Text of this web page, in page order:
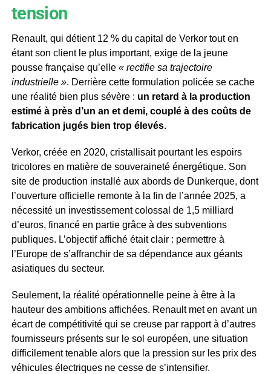
tension
Renault, qui détient 12 % du capital de Verkor tout en
étant son client le plus important, exige de la jeune
pousse française qu’elle « rectifie sa trajectoire
industrielle ». Derrière cette formulation policée se cache
une réalité bien plus sévère : un retard à la production
estimé à près d’un an et demi, couplé à des coûts de
fabrication jugés bien trop élevés.
Verkor, créée en 2020, cristallisait pourtant les espoirs
tricolores en matière de souveraineté énergétique. Son
site de production installé aux abords de Dunkerque, dont
l’ouverture officielle remonte à la fin de l’année 2025, a
nécessité un investissement colossal de 1,5 milliard
d’euros, financé en partie grâce à des subventions
publiques. L’objectif affiché était clair : permettre à
l’Europe de s’affranchir de sa dépendance aux géants
asiatiques du secteur.
Seulement, la réalité opérationnelle peine à être à la
hauteur des ambitions affichées. Renault met en avant un
écart de compétitivité qui se creuse par rapport à d’autres
fournisseurs présents sur le sol européen, une situation
difficilement tenable alors que la pression sur les prix des
véhicules électriques ne cesse de s’intensifier.